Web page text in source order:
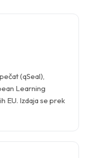
(qSeal),
Learning
EU. Izdaja se prek